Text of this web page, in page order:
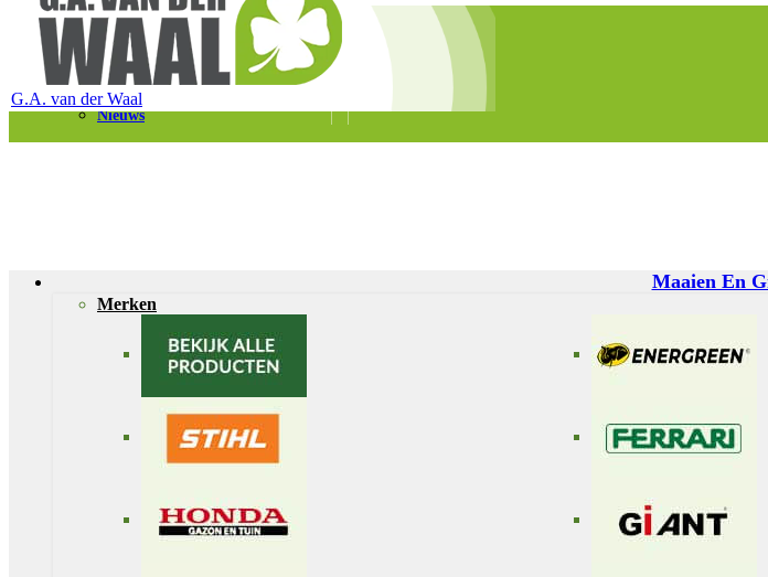
Telefoon 0180 – 421399
Schaapherderweg 6, 2988 CK Ridderkerk
Vacatures
Nieuws
G.A. van der Waal
Maaien En
Merken